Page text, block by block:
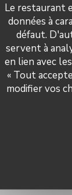
Le restaurant
données à
défaut.
servent à
en lien avec
« Tout
modifier vos